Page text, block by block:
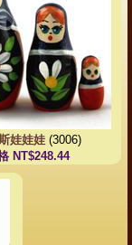
娃娃娃(3006)
NT$248.44